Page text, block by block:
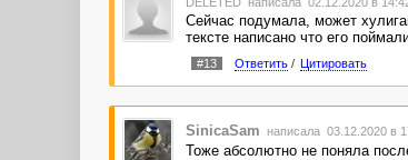
Сейчас подумала, может
тексте написано что его
#13 Ответить/ Цитировать
SinicaSam написала 03.12.2020 в
Тоже абсолютно не поняла